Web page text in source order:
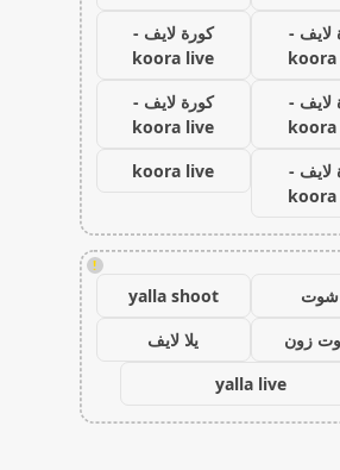
لايف -
كورة لايف -
koora live
لايف -
كورة لايف -
koora live
لايف -
koora live
!
شوت
yalla shoot
زون
يلا لايف
yalla live